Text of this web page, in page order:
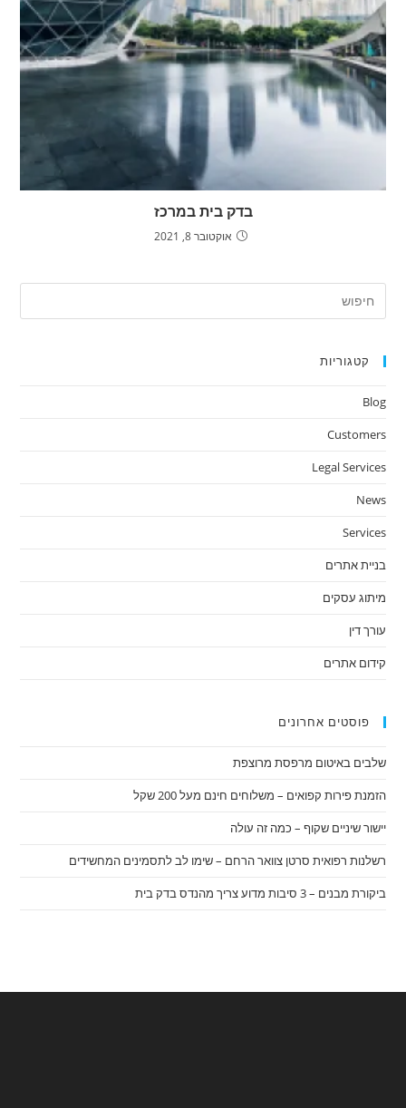
בדק בית במרכז
אוקטובר 8, 2021
קטגוריות
Blog
Customers
Legal Services
News
Services
בניית אתרים
מיתוג עסקים
עורך דין
קידום אתרים
פוסטים אחרונים
שלבים באיטום מרפסת מרוצפת
הזמנת פירות קפואים – משלוחים חינם מעל 200 שקל
יישור שיניים שקוף – כמה זה עולה
רשלנות רפואית סרטן צוואר הרחם – שימו לב לתסמינים המחשידים
ביקורת מבנים – 3 סיבות מדוע צריך מהנדס בדק בית